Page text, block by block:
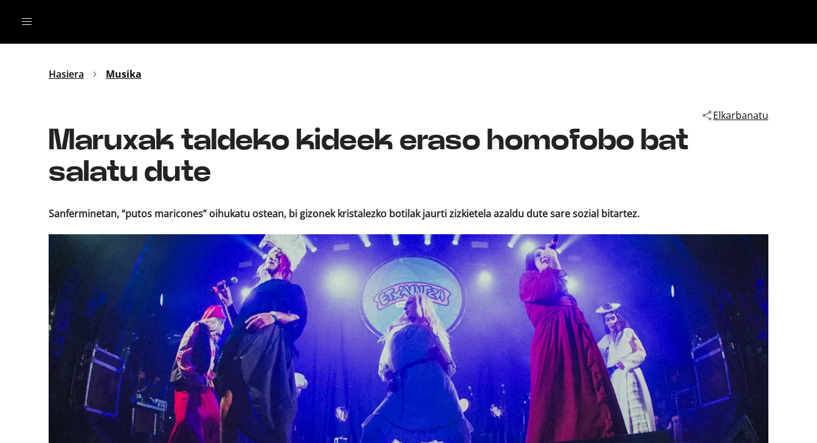
Euskarabentura
Hasiera Musika
Elkarbanatu
Maruxak taldeko kideek eraso homofobo bat
salatu dute
Sanferminetan, “putos maricones” oihukatu ostean, bi gizonek kristalezko botilak jaurti zizkietela azaldu dute sare sozial bitartez.